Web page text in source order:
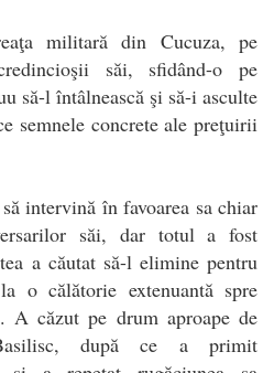
militară din Cucuza, pe
săi, sfidând-o pe
să-l întâlnească şi să-i asculte
semnele concrete ale preţuirii
intervină în favoarea sa chiar
săi, dar totul a fost
a căutat să-l elimine pentru
o călătorie extenuantă spre
A căzut pe drum aproape de
după ce a primit